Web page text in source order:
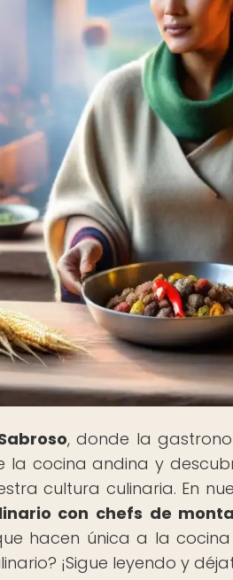
, donde la
la cocina andina y
cultura culinaria. En
con chefs de
hacen única a la
¡Sigue leyendo y